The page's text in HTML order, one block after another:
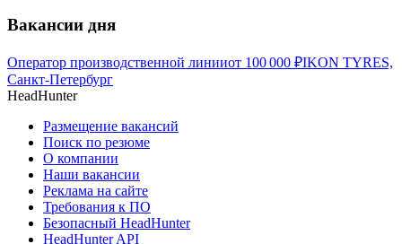
Вакансии дня
Оператор производственной линииот 100 000 ₽IKON TYRES,
Санкт-Петербург
HeadHunter
Размещение вакансий
Поиск по резюме
О компании
Наши вакансии
Реклама на сайте
Требования к ПО
Безопасный HeadHunter
HeadHunter API